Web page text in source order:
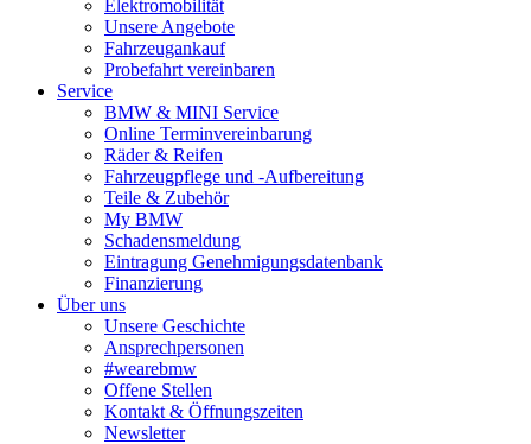
Elektromobilität
Unsere Angebote
Fahrzeugankauf
Probefahrt vereinbaren
Service
BMW & MINI Service
Online Terminvereinbarung
Räder & Reifen
Fahrzeugpflege und -Aufbereitung
Teile & Zubehör
My BMW
Schadensmeldung
Eintragung Genehmigungsdatenbank
Finanzierung
Über uns
Unsere Geschichte
Ansprechpersonen
#wearebmw
Offene Stellen
Kontakt & Öffnungszeiten
Newsletter